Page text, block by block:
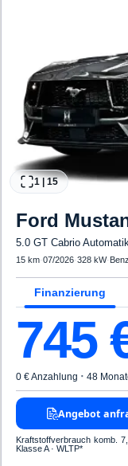
1 15
Ford
5.0 GT Cabrio
15 km·07/2026·328 kW·
Finanzierung
745
0 € Anzahlung · 48
Angebot
Kraftstoffverbrauch komb.
Klasse A · WLTP*